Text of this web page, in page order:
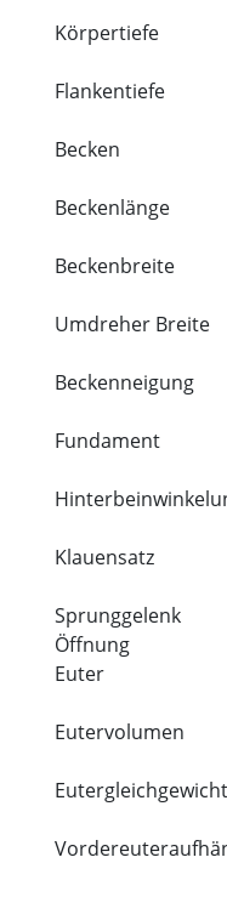
Körpertiefe
Flankentiefe
Becken
Beckenlänge
Beckenbreite
Umdreher Breite
Beckenneigung
Fundament
Klauensatz
Sprunggelenk
Öffnung
Euter
Eutervolumen
Eutergleichgewicht